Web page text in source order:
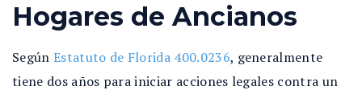
Hogares de Ancianos
Según Estatuto de Florida 400.0236, generalmente
tiene dos años para iniciar acciones legales contra un